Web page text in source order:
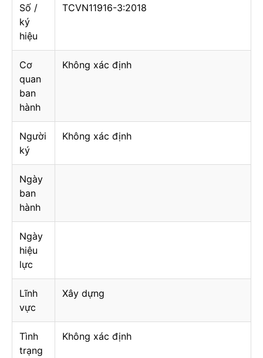
Số /
ký
hiệu
TCVN11916-3:2018
Cơ
quan
ban
hành
Không xác định
Người
ký
Không xác định
Ngày
ban
hành
Ngày
hiệu
lực
Lĩnh
vực
Xây dựng
Tình
trạng
Không xác định